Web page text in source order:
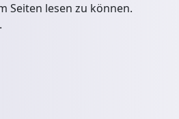
Seiten lesen zu können.
.